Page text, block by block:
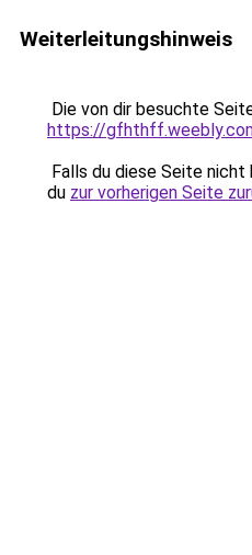
Weiterleitungshinweis
Die von dir besuchte
https://
Falls du diese Seite
du zur vorherigen Seite